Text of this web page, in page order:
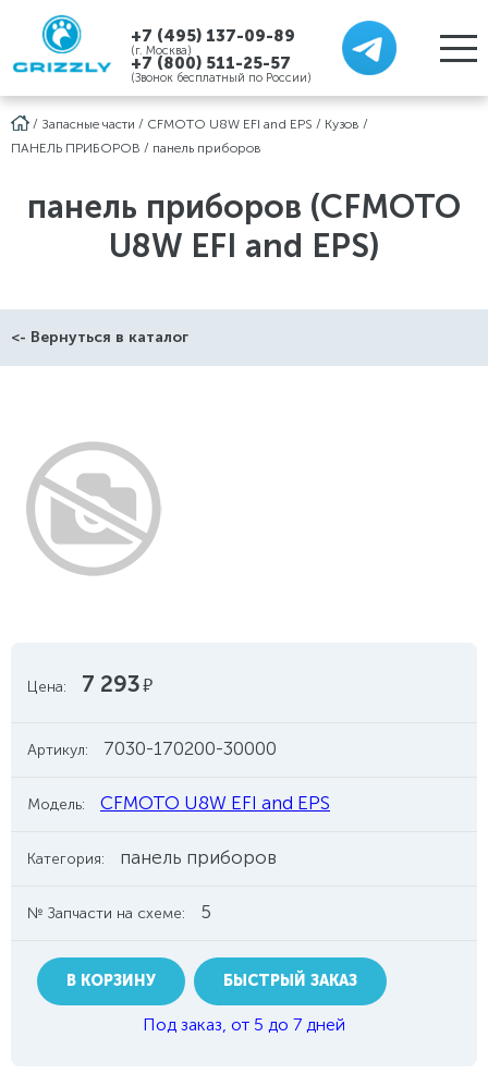
+7 (495) 137-09-89
(г. Москва)
+7 (800) 511-25-57
(Звонок бесплатный по России)
/ Запасные части / CFMOTO U8W EFI and EPS / Кузов /
ПАНЕЛЬ ПРИБОРОВ / панель приборов
панель приборов (CFMOTO
U8W EFI and EPS)
<- Вернуться в каталог
Цена: 7 293руб.
Артикул: 7030-170200-30000
Модель: CFMOTO U8W EFI and EPS
Категория: панель приборов
№ Запчасти на схеме: 5
В КОРЗИНУ БЫСТРЫЙ ЗАКАЗ
Под заказ, от 5 до 7 дней